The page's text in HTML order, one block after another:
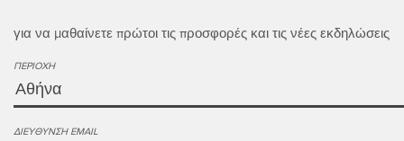
για να μαθαίνετε πρώτοι τις προσφορές και τις νέες εκδηλώσεις
ΠΕΡΙΟΧΉ
ΔΙΕΎΘΥΝΣΗ EMAIL